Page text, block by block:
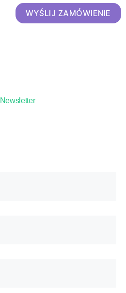
WYŚLIJ ZAMÓWIENIE
Newsletter